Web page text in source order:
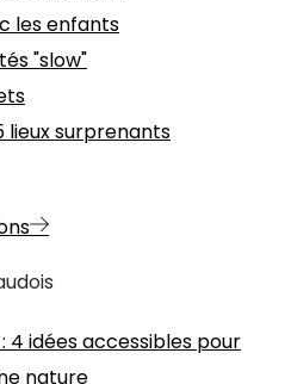
les enfants
"slow"
lieux surprenants
: 4 idées accessibles pour
nature